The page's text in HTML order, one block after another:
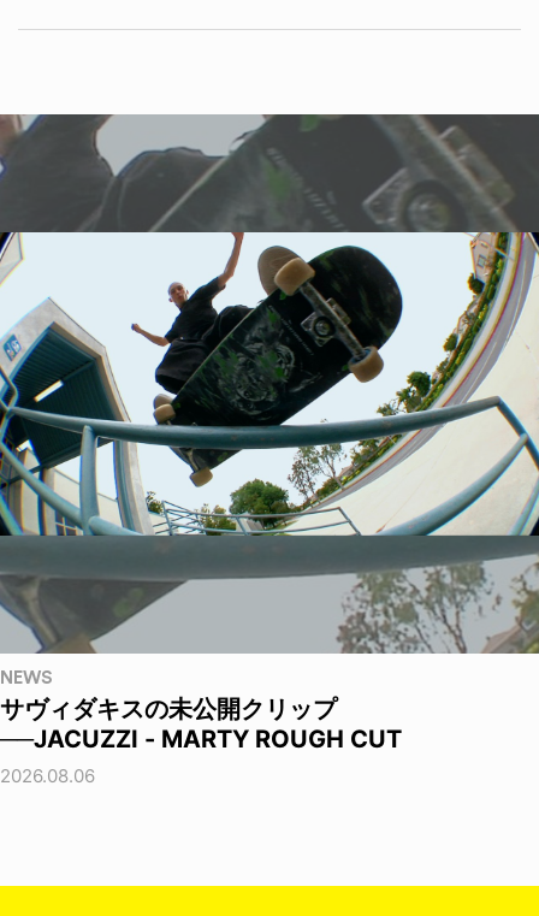
NEWS
サヴィダキスの未公開クリップ
──JACUZZI - MARTY ROUGH CUT
2026.08.06